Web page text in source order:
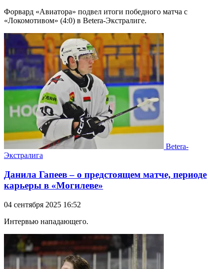
Форвард «Авиатора» подвел итоги победного матча с
«Локомотивом» (4:0) в Betera-Экстралиге.
Betera-
Экстралига
Данила Гапеев – о предстоящем матче, периоде
карьеры в «Могилеве»
04 сентября 2025 16:52
Интервью нападающего.